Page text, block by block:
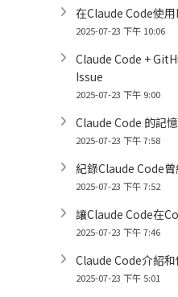
在Claude Code使用
2025-07-23 下午 10:06
Claude Code +
Issue
2025-07-23 下午 9:00
Claude Code 的記
2025-07-23 下午 7:58
紀錄Claude Code
2025-07-23 下午 7:52
讓Claude Code在
2025-07-23 下午 7:46
Claude Code介紹
2025-07-23 下午 5:01